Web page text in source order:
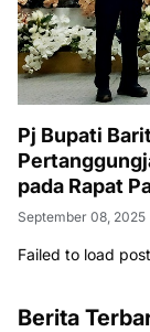
Pj Bupati
pada Rapat
September 08, 2025
Failed to load
Berita